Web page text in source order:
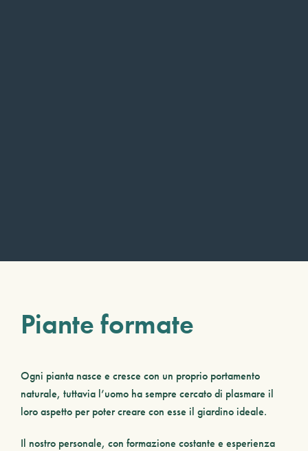
Piante formate
Ogni pianta nasce e cresce con un proprio portamento
naturale, tuttavia l’uomo ha sempre cercato di plasmare il
loro aspetto per poter creare con esse il giardino ideale.
Il nostro personale, con formazione costante e esperienza